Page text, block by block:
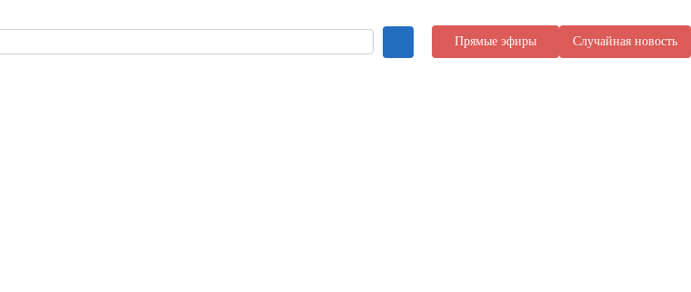
Прямые эфиры Случайная новость